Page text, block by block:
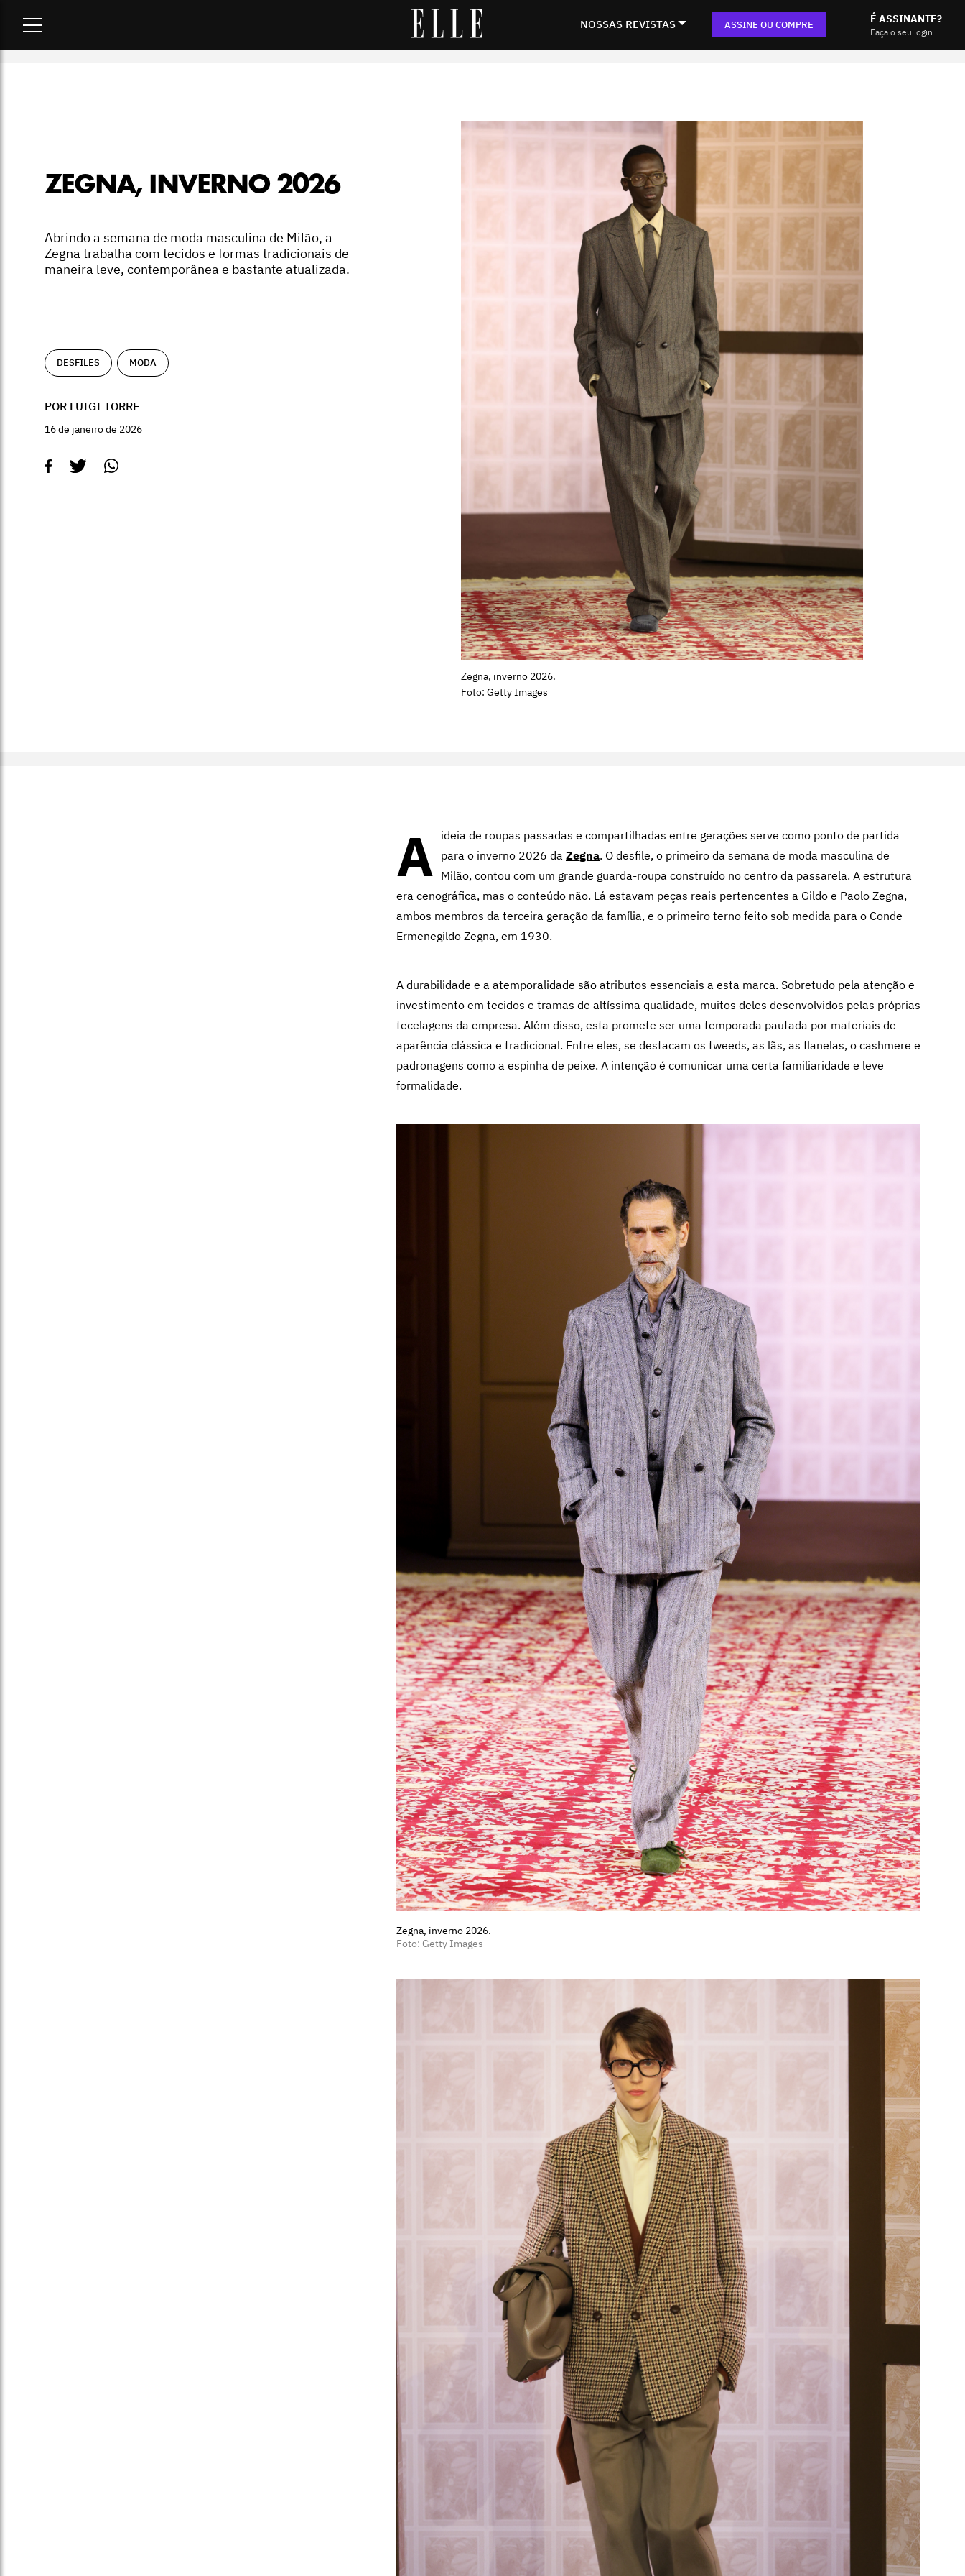
NOSSAS REVISTAS ASSINE OU COMPRE É ASSINANTE?
Faça o seu login
ZEGNA, INVERNO 2026
Abrindo a semana de moda masculina de Milão, a
Zegna trabalha com tecidos e formas tradicionais de
maneira leve, contemporânea e bastante atualizada.
DESFILES MODA
POR LUIGI TORRE
16 de janeiro de 2026
Zegna, inverno 2026.
Foto: Getty Images
A ideia de roupas passadas e compartilhadas entre gerações serve como ponto de partida
para o inverno 2026 da Zegna. O desfile, o primeiro da semana de moda masculina de
Milão, contou com um grande guarda-roupa construído no centro da passarela. A estrutura
era cenográfica, mas o conteúdo não. Lá estavam peças reais pertencentes a Gildo e Paolo Zegna,
ambos membros da terceira geração da família, e o primeiro terno feito sob medida para o Conde
Ermenegildo Zegna, em 1930.
A durabilidade e a atemporalidade são atributos essenciais a esta marca. Sobretudo pela atenção e
investimento em tecidos e tramas de altíssima qualidade, muitos deles desenvolvidos pelas próprias
tecelagens da empresa. Além disso, esta promete ser uma temporada pautada por materiais de
aparência clássica e tradicional. Entre eles, se destacam os tweeds, as lãs, as flanelas, o cashmere e
padronagens como a espinha de peixe. A intenção é comunicar uma certa familiaridade e leve
formalidade.
Zegna, inverno 2026.
Foto: Getty Images